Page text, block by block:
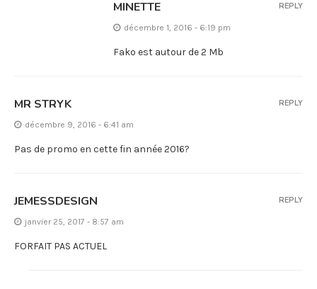
MINETTE
décembre 1, 2016 - 6:19 pm
Fako est autour de 2 Mb
REPLY
MR STRYK
décembre 9, 2016 - 6:41 am
Pas de promo en cette fin année 2016?
REPLY
JEMESSDESIGN
janvier 25, 2017 - 8:57 am
FORFAIT PAS ACTUEL
REPLY